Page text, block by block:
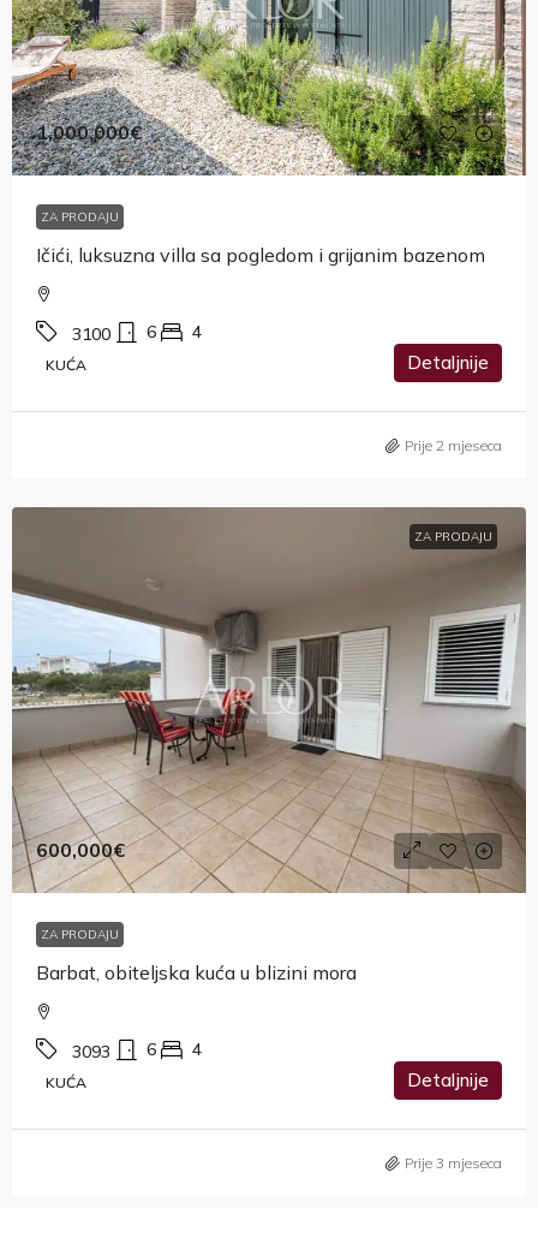
1,000,000€
ZA PRODAJU
Ičići, luksuzna villa sa pogledom i grijanim bazenom
3100 6 4
KUĆA Detaljnije
Prije 2 mjeseca
ZA PRODAJU
600,000€
ZA PRODAJU
Barbat, obiteljska kuća u blizini mora
3093 6 4
KUĆA Detaljnije
Prije 3 mjeseca